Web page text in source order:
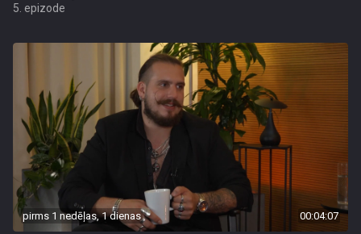
5. epizode
pirms 1 nedēļas, 1 dienas 00:04:07